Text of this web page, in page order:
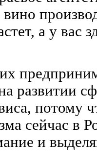
а у вас
развитии
потому
сейчас в
и